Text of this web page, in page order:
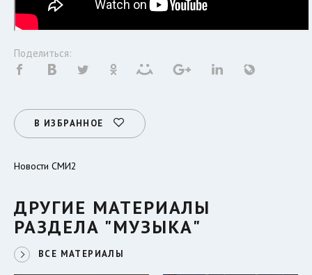
Поделиться:
В ИЗБРАННОЕ
Новости СМИ2
ДРУГИЕ МАТЕРИАЛЫ
РАЗДЕЛА "МУЗЫКА"
ВСЕ МАТЕРИАЛЫ